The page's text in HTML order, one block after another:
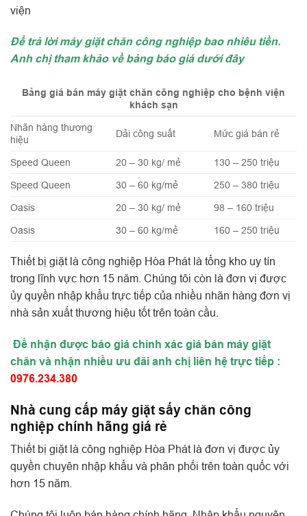
viện
Để trả lời máy giặt chăn công nghiệp bao nhiêu tiền.
Anh chị tham khảo về bảng báo giá dưới đây
Bảng giá bán máy giặt chăn công nghiệp cho bệnh viện
khách sạn
Nhãn hàng thương
hiệu
Dải công suất Mức giá bán rẻ
Speed Queen 20 – 30 kg/ mẻ 130 – 250 triệu
Speed Queen 30 – 60 kg/mẻ 250 – 380 triệu
Oasis 20 – 30 kg/ mẻ 98 – 160 triệu
Oasis 30 – 60 kg/mẻ 160 – 250 triệu
Thiết bị giặt là công nghiệp Hòa Phát là tổng kho uy tín
trong lĩnh vực hơn 15 năm. Chúng tôi còn là đơn vị được
ủy quyền nhập khẩu trực tiếp của nhiều nhãn hàng đơn vị
nhà sản xuất thương hiệu tốt trên toàn cầu.
Để nhận được báo giá chính xác giá bán máy giặt
chăn và nhận nhiều ưu đãi anh chị liên hệ trực tiếp :
0976.234.380
Nhà cung cấp máy giặt sấy chăn công
nghiệp chính hãng giá rẻ
Thiết bị giặt là công nghiệp Hòa Phát là đơn vị được ủy
quyền chuyên nhập khẩu và phân phối trên toàn quốc với
hơn 15 năm.